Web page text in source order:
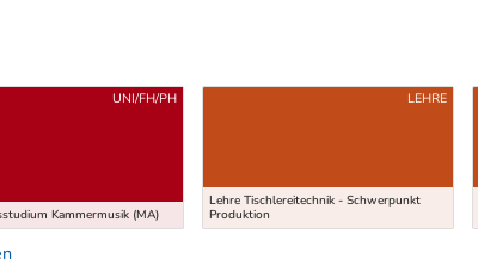
Kammermusik (MA)
UNI/FH/PH
Lehre Tischlereitechnik - Schwerpunkt
Produktion
LEHRE